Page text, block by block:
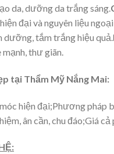
da, dưỡng da trắng sáng.
đại và nguyên liệu
dưỡng, tắm trắng hiệu quả.
thư giãn.
tại Thẩm Mỹ Nắng Mai:
hiện đại;Phương pháp
ân cần, chu đáo;Giá cả